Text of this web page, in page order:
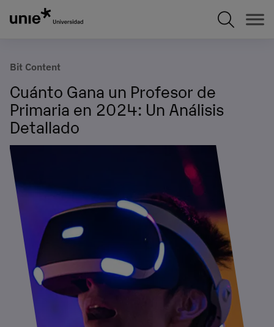
Bit Content
Cuánto Gana un Profesor de
Primaria en 2024: Un Análisis
Detallado